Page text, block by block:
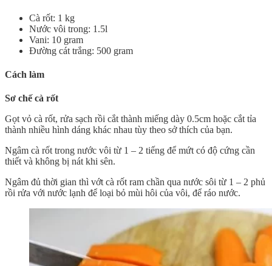
Cà rốt: 1 kg
Nước vôi trong: 1.5l
Vani: 10 gram
Đường cát trắng: 500 gram
Cách làm
Sơ chế cà rốt
Gọt vỏ cà rốt, rửa sạch rồi cắt thành miếng dày 0.5cm hoặc cắt tỉa
thành nhiều hình dáng khác nhau tùy theo sở thích của bạn.
Ngâm cà rốt trong nước vôi từ 1 – 2 tiếng để mứt có độ cứng cần
thiết và không bị nát khi sên.
Ngâm đủ thời gian thì vớt cà rốt ram chần qua nước sôi từ 1 – 2 phủ
rồi rửa với nước lạnh để loại bỏ mùi hôi của vôi, để ráo nước.